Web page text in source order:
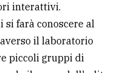
interattivi.
si farà conoscere al
il laboratorio
piccoli gruppi di